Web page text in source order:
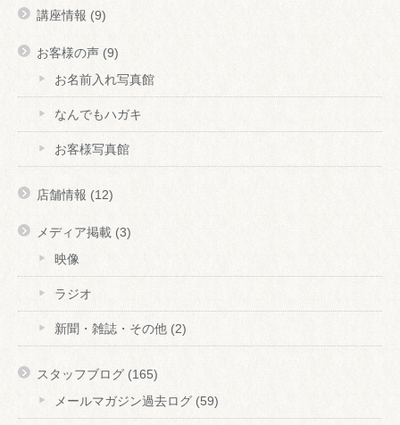
講座情報 (9)
お客様の声 (9)
お名前入れ写真館
なんでもハガキ
お客様写真館
店舗情報 (12)
メディア掲載 (3)
映像
ラジオ
新聞・雑誌・その他 (2)
スタッフブログ (165)
メールマガジン過去ログ (59)